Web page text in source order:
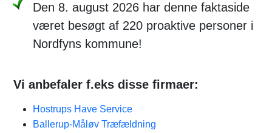
Den 8. august 2026 har denne faktaside
været besøgt af 220 proaktive personer i
Nordfyns kommune!
Vi anbefaler f.eks disse firmaer:
Hostrups Have Service
Ballerup-Måløv Træfældning